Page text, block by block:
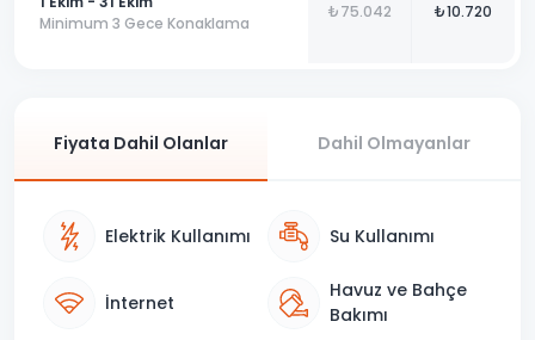
Minimum 3 Gece Konaklama
₺75.042 ₺10.720
Fiyata Dahil Olanlar Dahil Olmayanlar
Elektrik Kullanımı Su Kullanımı
İnternet
Havuz ve Bahçe
Bakımı